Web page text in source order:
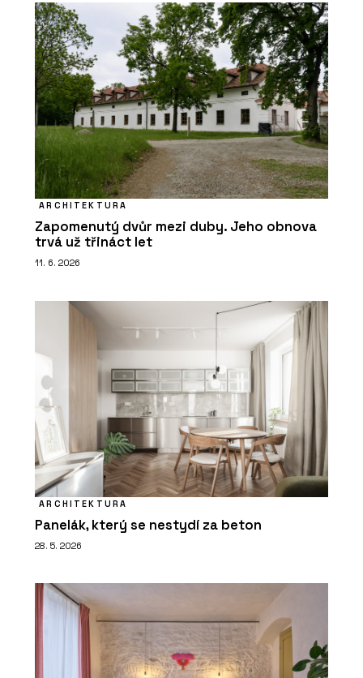
ARCHITEKTURA
Zapomenutý dvůr mezi duby. Jeho obnova
trvá už třináct let
11. 6. 2026
ARCHITEKTURA
Panelák, který se nestydí za beton
28. 5. 2026